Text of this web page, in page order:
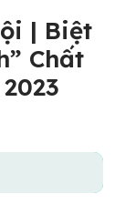
| Biệt
Chất